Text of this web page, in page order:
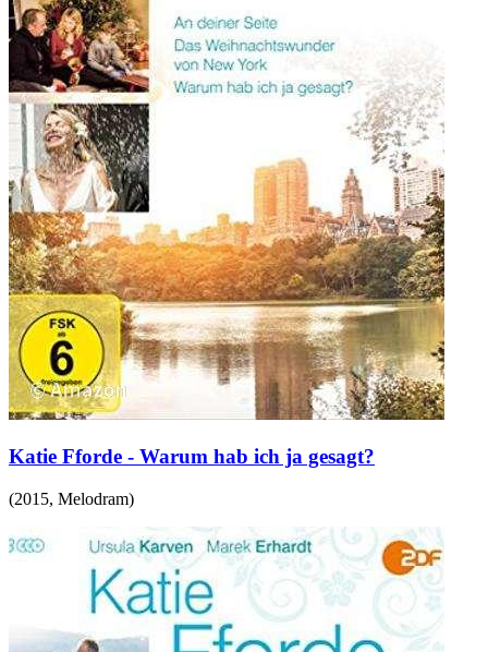
Katie Fforde - Warum hab ich ja gesagt?
(2015, Melodram)